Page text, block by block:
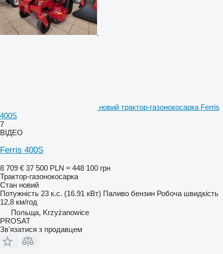
новий трактор-газонокосарка Ferris
400S
7
ВІДЕО
Ferris 400S
8 709 € 37 500 PLN ≈ 448 100 грн
Трактор-газонокосарка
Стан новий
Потужність 23 к.с. (16.91 кВт) Паливо бензин Робоча швидкість
12,8 км/год
Польща, Krzyżanowice
PROSAT
Зв'язатися з продавцем